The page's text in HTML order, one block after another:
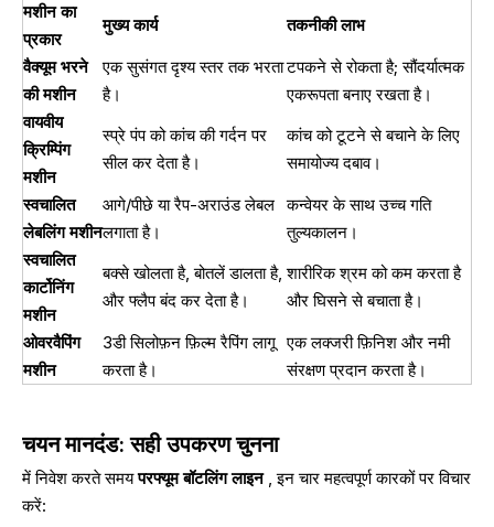
मशीन का
प्रकार
मुख्य कार्य
तकनीकी लाभ
वैक्यूम भरने
की मशीन
एक सुसंगत दृश्य स्तर तक भरता
है।
टपकने से रोकता है; सौंदर्यात्मक
एकरूपता बनाए रखता है।
वायवीय
क्रिम्पिंग
मशीन
स्प्रे पंप को कांच की गर्दन पर
सील कर देता है।
कांच को टूटने से बचाने के लिए
समायोज्य दबाव।
स्वचालित
लेबलिंग मशीन
आगे/पीछे या रैप-अराउंड लेबल
लगाता है।
कन्वेयर के साथ उच्च गति
तुल्यकालन।
स्वचालित
कार्टोनिंग
मशीन
बक्से खोलता है, बोतलें डालता है,
और फ्लैप बंद कर देता है।
शारीरिक श्रम को कम करता है
और घिसने से बचाता है।
ओवरवैपिंग
मशीन
3डी सिलोफ़न फ़िल्म रैपिंग लागू
करता है।
एक लक्जरी फ़िनिश और नमी
संरक्षण प्रदान करता है।
चयन मानदंड: सही उपकरण चुनना
में निवेश करते समयपरफ्यूम बॉटलिंग लाइन , इन चार महत्वपूर्ण कारकों पर विचार
करें: